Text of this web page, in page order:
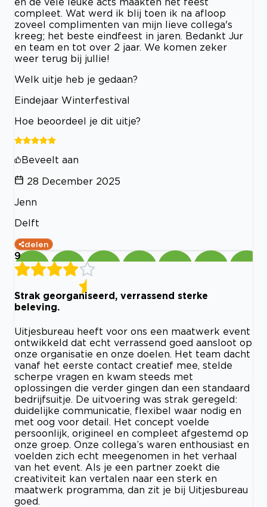
compleet. Wat werd ik blij toen ik na afloop
zoveel complimenten van mijn lieve collega's
kreeg; het beste eindfeest in jaren. Bedankt Jur
en team en tot over 2 jaar. We komen zeker
weer terug bij jullie!
Welk uitje heb je gedaan?
Eindejaar Winterfestival
Hoe beoordeel je dit uitje?
Beveelt aan
28 December 2025
Jenn
Delft
delen
9
Strak georganiseerd, verrassend sterke
beleving.
Uitjesbureau heeft voor ons een maatwerk event
ontwikkeld dat echt verrassend goed aansloot op
onze organisatie en onze doelen. Het team dacht
vanaf het eerste contact creatief mee, stelde
scherpe vragen en kwam steeds met
oplossingen die verder gingen dan een standaard
bedrijfsuitje. De uitvoering was strak geregeld:
duidelijke communicatie, flexibel waar nodig en
met oog voor detail. Het concept voelde
persoonlijk, origineel en compleet afgestemd op
onze groep. Onze collega’s waren enthousiast en
voelden zich echt meegenomen in het verhaal
van het event. Als je een partner zoekt die
creativiteit kan vertalen naar een sterk en
maatwerk programma, dan zit je bij Uitjesbureau
goed.